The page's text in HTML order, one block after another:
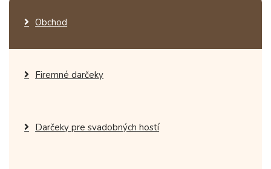
Obchod
Firemné darčeky
Darčeky pre svadobných hostí